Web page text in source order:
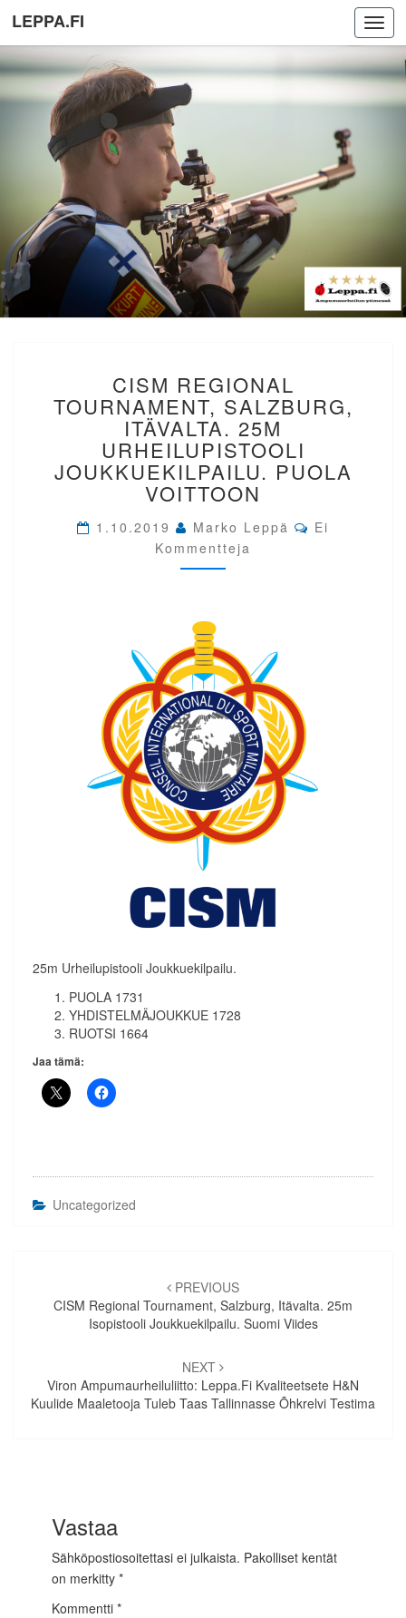
LEPPA.FI
REGIONAL
TOURNAMENT,
SALZBURG,
ITÄVALTA.
25M
URHEILUPISTOOLI
JOUKKUEKILPAILU.
VOITTOON
CISM REGIONAL
TOURNAMENT, SALZBURG,
ITÄVALTA. 25M
URHEILUPISTOOLI
JOUKKUEKILPAILU. PUOLA
VOITTOON
1.10.2019 Marko Leppä Comments
Ei
Kommentteja
25m Urheilupistooli Joukkuekilpailu.
PUOLA 1731
YHDISTELMÄJOUKKUE 1728
RUOTSI 1664
Jaa tämä:
Uncategorized
selaus
PREVIOUS
CISM Regional Tournament, Salzburg, Itävalta. 25m
Isopistooli Joukkuekilpailu. Suomi Viides
NEXT
Viron Ampumaurheiluliitto: Leppa.fi Kvaliteetsete H&N
Kuulide Maaletooja Tuleb Taas Tallinnasse Õhkrelvi Testima
Vastaa
Sähköpostiosoitettasi ei julkaista. Pakolliset kentät
on merkitty *
Kommentti *